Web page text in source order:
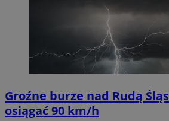
Groźne burze nad Rudą
osiągać 90 km/h